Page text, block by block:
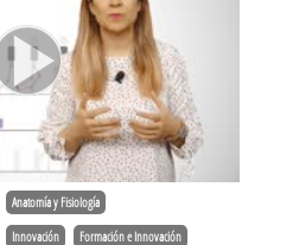
Anatomía y Fisiología
Innovación Formación e Innovación